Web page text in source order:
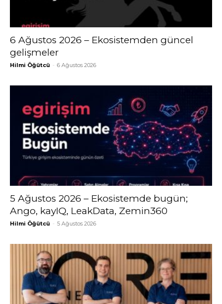
6 Ağustos 2026 – Ekosistemden güncel
gelişmeler
Hilmi Öğütcü - 6 Ağustos 2026
5 Ağustos 2026 – Ekosistemde bugün;
Ango, kayIQ, LeakData, Zemin360
Hilmi Öğütcü - 5 Ağustos 2026